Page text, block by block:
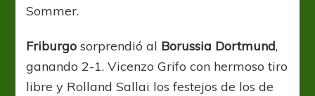
Sommer.
Friburgo sorprendió al Borussia Dortmund,
ganando 2-1. Vicenzo Grifo con hermoso tiro
libre y Rolland Sallai los festejos de los de